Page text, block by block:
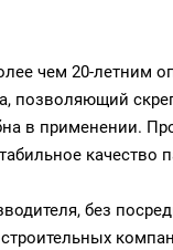
чем 20-летним
позволяющий
в применении.
качество
без